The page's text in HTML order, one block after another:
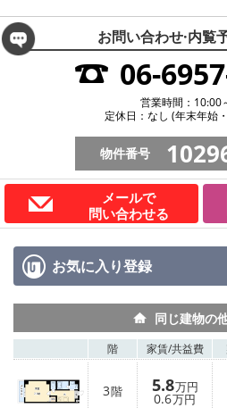
お問い合わせ·内覧
06-
営業時間：10:00
定休日：なし (年末年始
物件番号
メールで
問い合わせる
お気に入り登録
同じ建物の
階 家賃/共益費
3階 5.8万円
0.6万円